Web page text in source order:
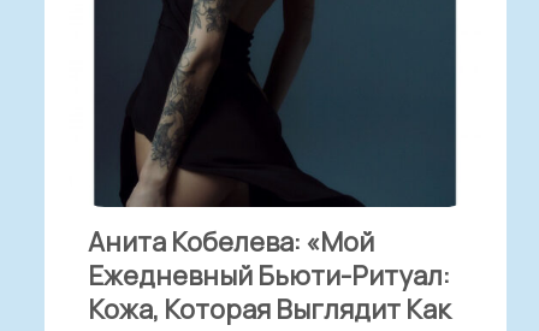
Анита Кобелева: «Мой
Ежедневный Бьюти-Ритуал:
Кожа, Которая Выглядит Как